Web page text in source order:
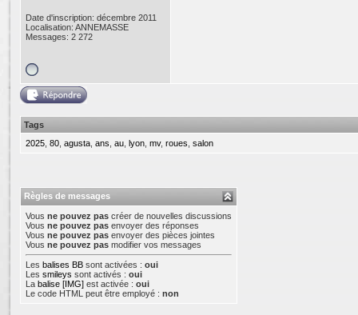
Date d'inscription: décembre 2011
Localisation: ANNEMASSE
Messages: 2 272
Tags
2025 80 agusta ans au lyon mv, roues salon
Règles de messages
Vous ne pouvez pas créer de nouvelles discussions
Vous ne pouvez pas envoyer des réponses
Vous ne pouvez pas envoyer des pièces jointes
Vous ne pouvez pas modifier vos messages
Les balises BB sont activées : oui
Les smileys sont activés : oui
La balise [IMG] est activée : oui
Le code HTML peut être employé : non